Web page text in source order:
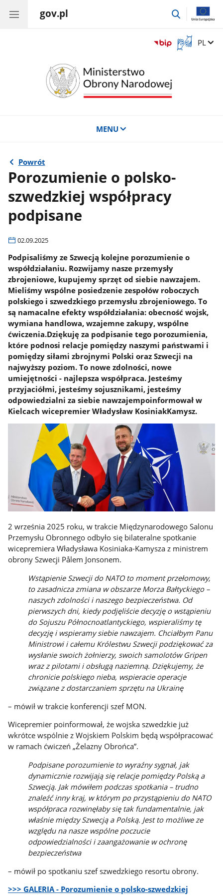
gov.pl
przejdź
Otwórz
okno
Zmień
PL
MENU
Powrót
Porozumienie o polsko-
szwedzkiej współpracy
podpisane
02.09.2025
Podpisaliśmy ze Szwecją kolejne porozumienie o
współdziałaniu. Rozwijamy nasze przemysły
zbrojeniowe, kupujemy sprzęt od siebie nawzajem.
Mieliśmy wspólne posiedzenie zespołów roboczych
polskiego i szwedzkiego przemysłu zbrojeniowego. To
są namacalne efekty współdziałania: obecność wojsk,
wymiana handlowa, wzajemne zakupy, wspólne
ćwiczenia.Dziękuję za podpisanie tego porozumienia,
które podnosi relacje pomiędzy naszymi państwami i
pomiędzy siłami zbrojnymi Polski oraz Szwecji na
najwyższy poziom. To nowe zdolności, nowe
umiejętności - najlepsza współpraca. Jesteśmy
przyjaciółmi, jesteśmy sojusznikami, jesteśmy
odpowiedzialni za siebie nawzajempoinformował w
Kielcach wicepremier Władysław KosiniakKamysz.
2 września 2025 roku, w trakcie Międzynarodowego Salonu
Przemysłu Obronnego odbyło się bilateralne spotkanie
wicepremiera Władysława Kosiniaka-Kamysza z ministrem
obrony Szwecji Pålem Jonsonem.
Wstąpienie Szwecji do NATO to moment przełomowy,
to zasadnicza zmiana w obszarze Morza Bałtyckiego –
naszych zdolności i naszego bezpieczeństwa. Od
pierwszych dni, kiedy podjęliście decyzję o wstąpieniu
do Sojuszu Północnoatlantyckiego, wspieraliśmy tę
decyzję i wspieramy siebie nawzajem. Chciałbym Panu
Ministrowi i całemu Królestwu Szwecji podziękować za
wysłanie swoich żołnierzy, swoich samolotów Gripen
wraz z pilotami i obsługą naziemną. Dziękujemy, że
chronicie polskiego nieba, wspieracie operacje
związane z dostarczaniem sprzętu na Ukrainę
– mówił w trakcie konferencji szef MON.
Wicepremier poinformował, że wojska szwedzkie już
wkrótce wspólnie z Wojskiem Polskim będą współpracować
w ramach ćwiczeń „Żelazny Obrońca”.
Podpisane porozumienie to wyraźny sygnał, jak
dynamicznie rozwijają się relacje pomiędzy Polską a
Szwecją. Jak mówiłem podczas spotkania – trudno
znaleźć inny kraj, w którym po przystąpieniu do NATO
współpraca rozwinęłaby się tak fundamentalnie, jak
właśnie między Szwecją a Polską. Jest to możliwe ze
względu na nasze wspólne poczucie
odpowiedzialności i zaangażowanie w ochronę
bezpieczeństwa
– mówił po spotkaniu szef szwedzkiego resortu obrony.
>>> GALERIA - Porozumienie o polsko-szwedzkiej